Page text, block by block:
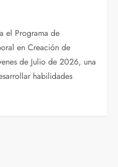
el Programa de
en Creación de
de Julio de 2026, una
habilidades